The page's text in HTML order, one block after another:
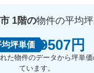
1階の物件の平均
均坪単価 9507円
た物件のデータから坪単価
ています。